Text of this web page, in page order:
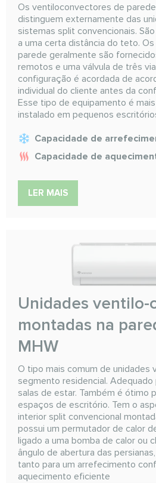
Os ventiloconvectores de
distinguem externamente das
sistemas split convencionais.
a uma certa distância do teto.
parede geralmente são
remotos e uma válvula de três
configuração é acordada de
individual do cliente antes da
Esse tipo de equipamento é
instalado em pequenos
Capacidade de
Capacidade de
LER MAIS
Unidades ventilo-
montadas na
MHW
O tipo mais comum de unidades
segmento residencial.
salas de estar. Também é ótimo
espaços de escritório. Tem o
interior split convencional
possui um permutador de calor
ligado a uma bomba de calor ou
ângulo de abertura das
tanto para um arrefecimento
aquecimento eficiente